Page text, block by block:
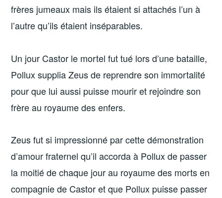
frères jumeaux mais ils étaient si attachés l’un à
l’autre qu’ils étaient inséparables.
Un jour Castor le mortel fut tué lors d’une bataille,
Pollux supplia Zeus de reprendre son immortalité
pour que lui aussi puisse mourir et rejoindre son
frère au royaume des enfers.
Zeus fut si impressionné par cette démonstration
d’amour fraternel qu’il accorda à Pollux de passer
la moitié de chaque jour au royaume des morts en
compagnie de Castor et que Pollux puisse passer